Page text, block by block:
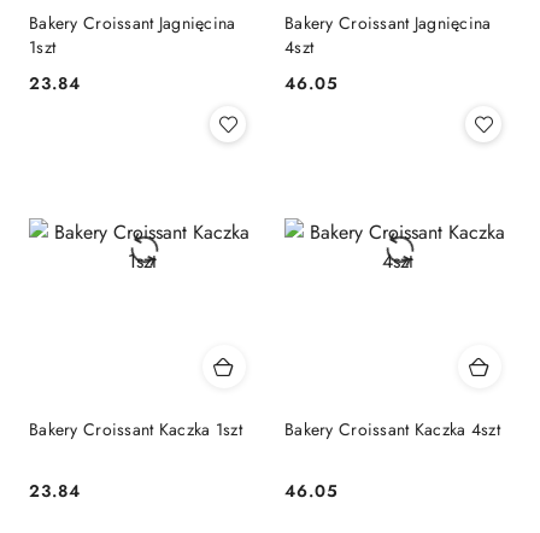
Bakery Croissant Jagnięcina
1szt
Cena:
23.84
Bakery Croissant Jagnięcina
4szt
Cena:
46.05
Bakery Croissant Kaczka 1szt
Cena:
23.84
Bakery Croissant Kaczka 4szt
Cena:
46.05